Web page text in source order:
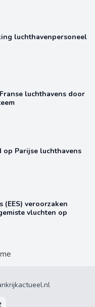
luchthavenpersoneel
luchthavens door
Parijse luchthavens
(EES) veroorzaken
vluchten op